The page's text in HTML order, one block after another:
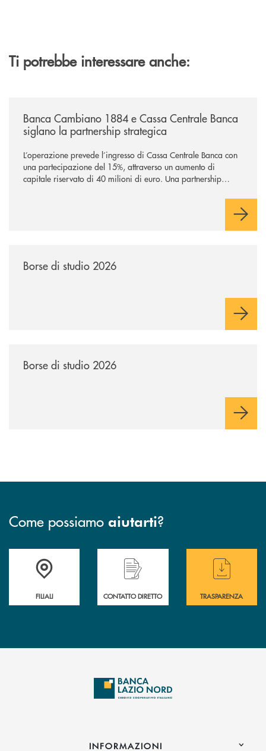
Ti potrebbe interessare anche:
Banca Cambiano 1884 e Cassa Centrale Banca
siglano la partnership strategica
L’operazione prevede l’ingresso di Cassa Centrale Banca con
una partecipazione del 15%, attraverso un aumento di
capitale riservato di 40 milioni di euro. Una partnership
comuni e sulla prossimità ai territori, per ampliare l’offerta e
Borse di studio 2026
Borse di studio 2026
Come possiamo aiutarti?
Trova la filiale più vicina a te
FILIALI
Hai bisogno di assistenza immediata ?
CONTATTO DIRETTO
Hai bisogno di
TRASPARENZA
INFORMAZIONI